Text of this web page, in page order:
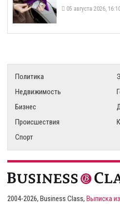
05 августа 2026,
Политика
Недвижимость
Бизнес
Происшествия
Спорт
2004-2026, Business Class, Выписка